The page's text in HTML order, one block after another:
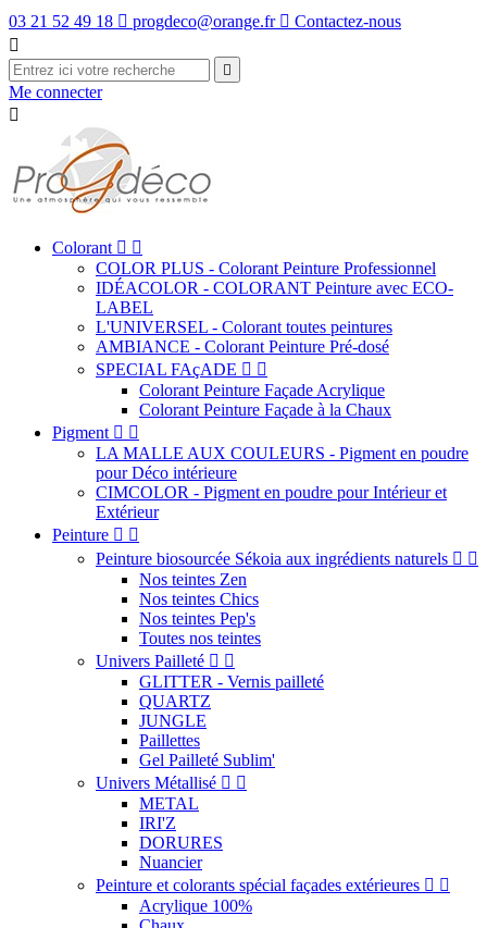
03 21 52 49 18  progdeco@orange.fr  Contactez-nous


Me connecter

Colorant  
COLOR PLUS - Colorant Peinture Professionnel
IDÉACOLOR - COLORANT Peinture avec ECO-
LABEL
L'UNIVERSEL - Colorant toutes peintures
AMBIANCE - Colorant Peinture Pré-dosé
SPECIAL FAçADE  
Colorant Peinture Façade Acrylique
Colorant Peinture Façade à la Chaux
Pigment  
LA MALLE AUX COULEURS - Pigment en poudre
pour Déco intérieure
CIMCOLOR - Pigment en poudre pour Intérieur et
Extérieur
Peinture  
Peinture biosourcée Sékoia aux ingrédients naturels  
Nos teintes Zen
Nos teintes Chics
Nos teintes Pep's
Toutes nos teintes
Univers Pailleté  
GLITTER - Vernis pailleté
QUARTZ
JUNGLE
Paillettes
Gel Pailleté Sublim'
Univers Métallisé  
METAL
IRI'Z
DORURES
Nuancier
Peinture et colorants spécial façades extérieures  
Acrylique 100%